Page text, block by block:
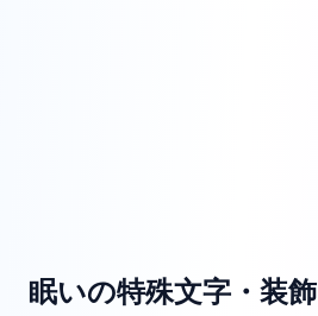
眠いの特殊文字・装飾